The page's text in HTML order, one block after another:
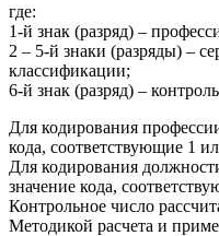
где:
1-й знак (разряд) –
2 – 5-й знаки (разряды) –
классификации;
6-й знак (разряд) –
Для кодирования
кода, соответствующие 1
Для кодирования
значение кода,
Контрольное число
Методикой расчета и